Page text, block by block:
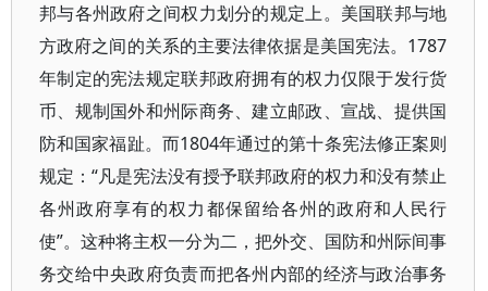
邦与各州政府之间权力划分的规定上。美国联邦与地
方政府之间的关系的主要法律依据是美国宪法。1787
年制定的宪法规定联邦政府拥有的权力仅限于发行货
币、规制国外和州际商务、建立邮政、宣战、提供国
防和国家福趾。而1804年通过的第十条宪法修正案则
规定：“凡是宪法没有授予联邦政府的权力和没有禁止
各州政府享有的权力都保留给各州的政府和人民行
使”。这种将主权一分为二，把外交、国防和州际间事
务交给中央政府负责而把各州内部的经济与政治事务